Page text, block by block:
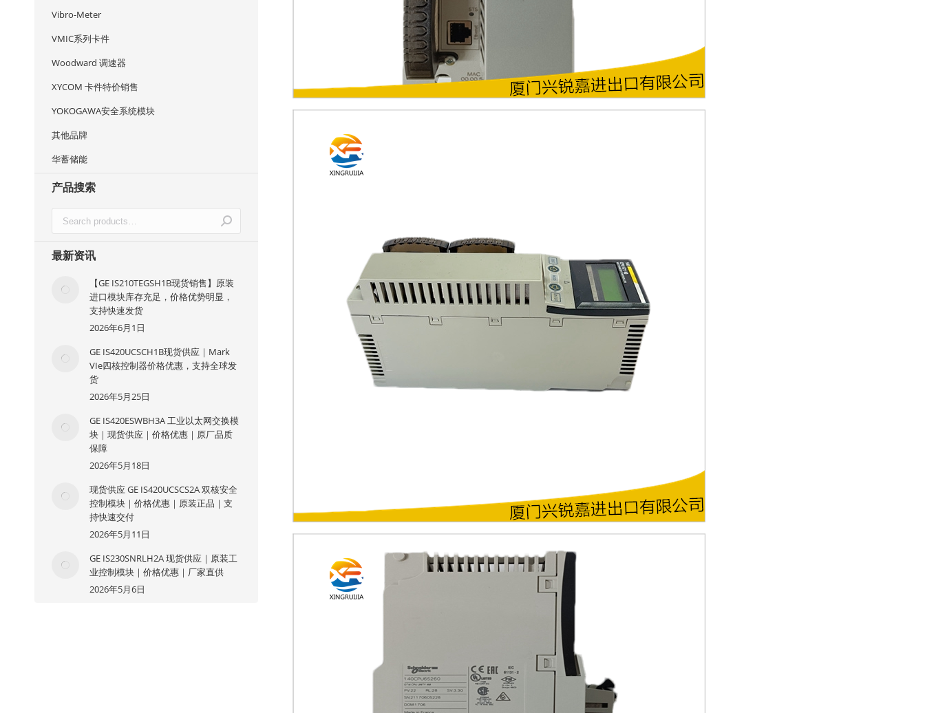
Vibro-Meter
VMIC系列卡件
Woodward 调速器
XYCOM 卡件特价销售
YOKOGAWA安全系统模块
其他品牌
华蓄储能
产品搜索
最新资讯
【GE IS210TEGSH1B现货销售】原装
进口模块库存充足，价格优势明显，
支持快速发货
2026年6月1日
GE IS420UCSCH1B现货供应｜Mark
VIe四核控制器价格优惠，支持全球发
货
2026年5月25日
GE IS420ESWBH3A 工业以太网交换模
块｜现货供应｜价格优惠｜原厂品质
保障
2026年5月18日
现货供应 GE IS420UCSCS2A 双核安全
控制模块｜价格优惠｜原装正品｜支
持快速交付
2026年5月11日
GE IS230SNRLH2A 现货供应｜原装工
业控制模块｜价格优惠｜厂家直供
2026年5月6日